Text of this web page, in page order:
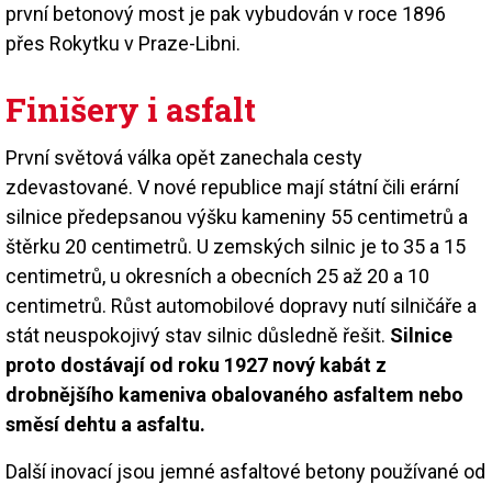
první betonový most je pak vybudován v roce 1896
přes Rokytku v Praze-Libni.
Finišery i asfalt
První světová válka opět zanechala cesty
zdevastované. V nové republice mají státní čili erární
silnice předepsanou výšku kameniny 55 centimetrů a
štěrku 20 centimetrů. U zemských silnic je to 35 a 15
centimetrů, u okresních a obecních 25 až 20 a 10
centimetrů. Růst automobilové dopravy nutí silničáře a
stát neuspokojivý stav silnic důsledně řešit. Silnice
proto dostávají od roku 1927 nový kabát z
drobnějšího kameniva obalovaného asfaltem nebo
směsí dehtu a asfaltu.
Další inovací jsou jemné asfaltové betony používané od